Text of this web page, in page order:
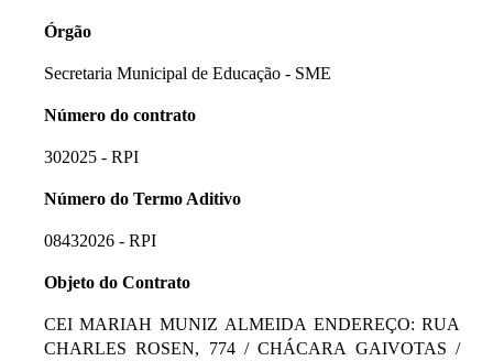
Órgão
Secretaria Municipal de Educação - SME
Número do contrato
302025 - RPI
Número do Termo Aditivo
08432026 - RPI
Objeto do Contrato
CEI MARIAH MUNIZ ALMEIDA ENDEREÇO: RUA
CHARLES ROSEN, 774 / CHÁCARA GAIVOTAS /